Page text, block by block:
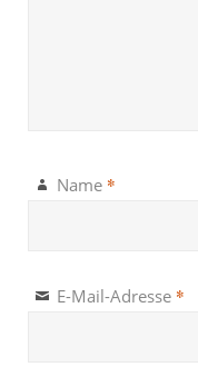
Name *
E-Mail-Adresse *